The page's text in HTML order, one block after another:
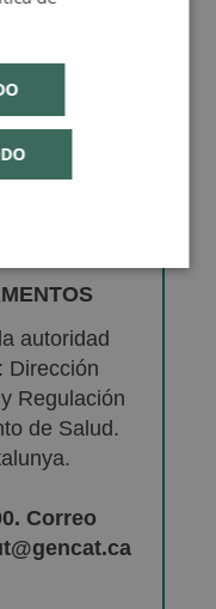
autoridad
Dirección
Regulación
de Salud.
Correo